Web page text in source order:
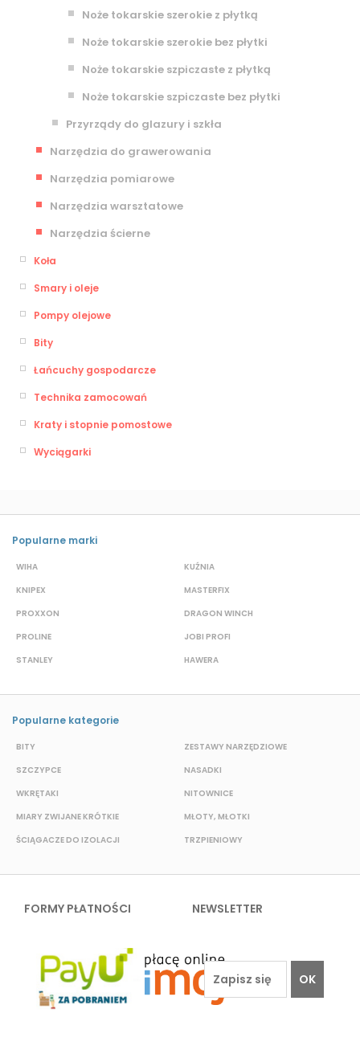
Noże tokarskie szerokie z płytką
Noże tokarskie szerokie bez płytki
Noże tokarskie szpiczaste z płytką
Noże tokarskie szpiczaste bez płytki
Przyrządy do glazury i szkła
Narzędzia do grawerowania
Narzędzia pomiarowe
Narzędzia warsztatowe
Narzędzia ścierne
Koła
Smary i oleje
Pompy olejowe
Bity
Łańcuchy gospodarcze
Technika zamocowań
Kraty i stopnie pomostowe
Wyciągarki
Popularne marki
WIHA
KNIPEX
PROXXON
PROLINE
STANLEY
KUŹNIA
MASTERFIX
DRAGON WINCH
JOBI PROFI
HAWERA
Popularne kategorie
BITY
SZCZYPCE
WKRĘTAKI
MIARY ZWIJANE KRÓTKIE
ŚCIĄGACZE DO IZOLACJI
ZESTAWY NARZĘDZIOWE
NASADKI
NITOWNICE
MŁOTY, MŁOTKI
TRZPIENIOWY
FORMY PŁATNOŚCI NEWSLETTER
OK